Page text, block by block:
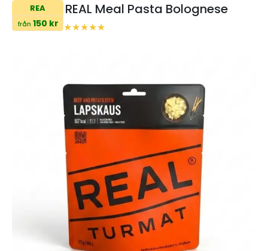
REA
från 150 kr
REAL Meal Pasta Bolognese